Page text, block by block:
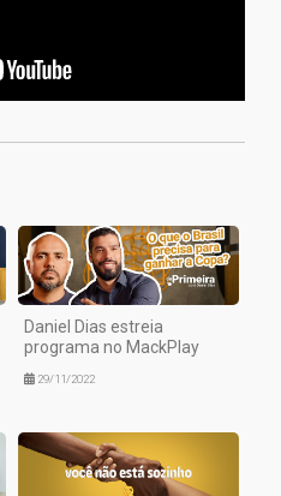
1
Daniel Dias estreia
programa no MackPlay
29/11/2022